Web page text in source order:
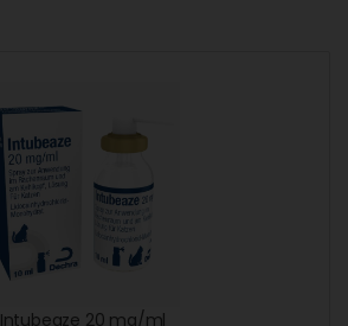
Intubeaze 20 mg/ml